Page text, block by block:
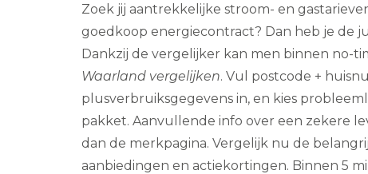
Zoek jij aantrekkelijke stroom- en
goedkoop energiecontract? Dan heb je de
Dankzij de vergelijker kan men binnen no-
Waarland vergelijken. Vul postcode +
plusverbruiksgegevens in, en kies
pakket. Aanvullende info over een zekere
dan de merkpagina. Vergelijk nu de
aanbiedingen en actiekortingen. Binnen 5